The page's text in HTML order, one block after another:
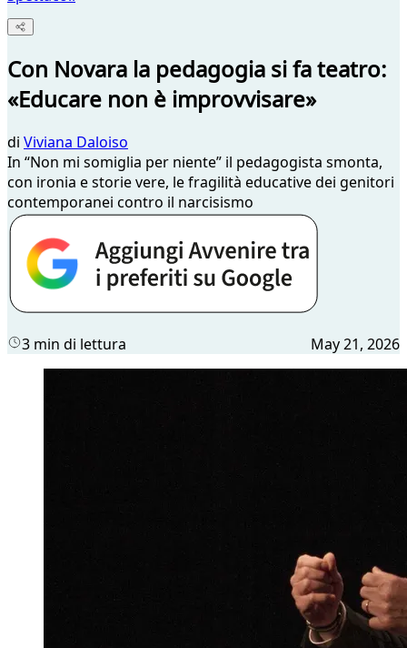
Con Novara la pedagogia si fa teatro:
«Educare non è improvvisare»
di Viviana Daloiso
In “Non mi somiglia per niente” il pedagogista smonta,
con ironia e storie vere, le fragilità educative dei genitori
contemporanei contro il narcisismo
3 min di lettura May 21, 2026